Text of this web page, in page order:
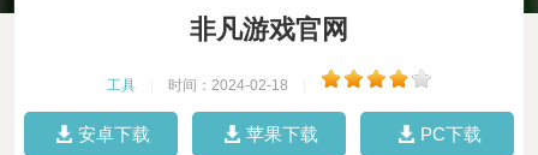
非凡游戏官网
工具 时间：2024-02-18
安卓下载 苹果下载 PC下载